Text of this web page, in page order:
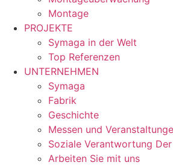
Montage
PROJEKTE
Symaga in der Welt
Top Referenzen
UNTERNEHMEN
Symaga
Fabrik
Geschichte
Messen und
Soziale Verantwortung
Arbeiten Sie mit uns